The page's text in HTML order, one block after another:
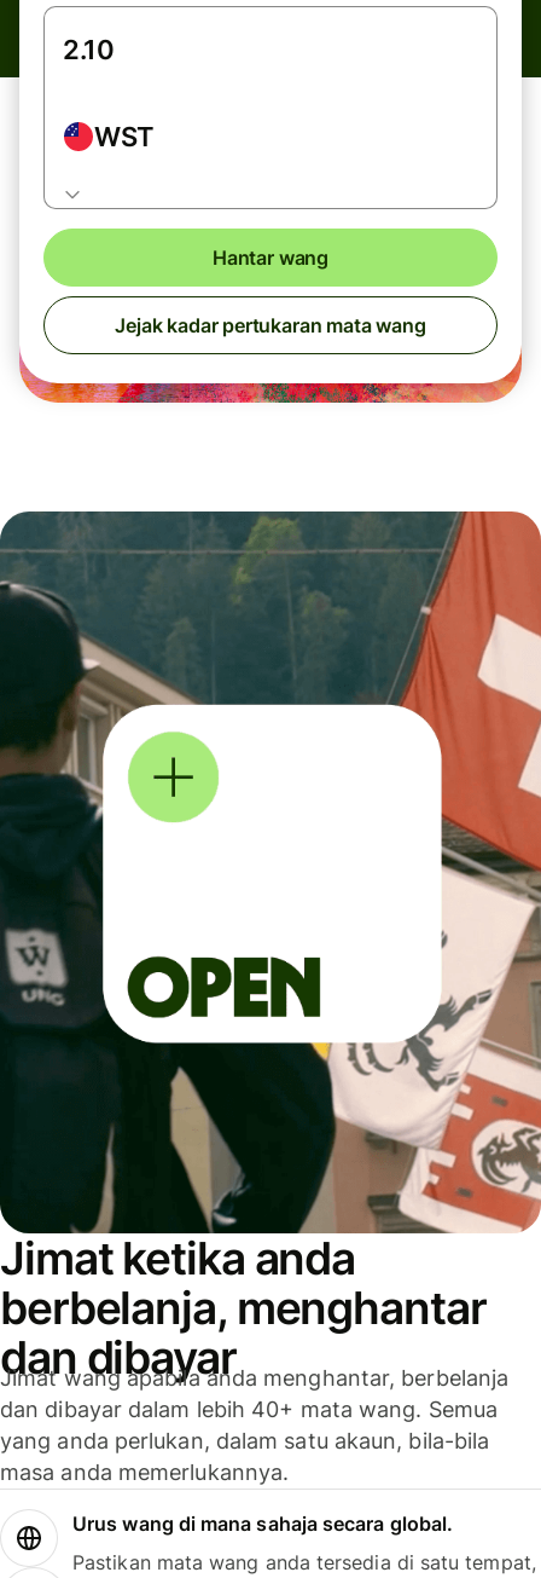
WST
Hantar wang
Jejak kadar pertukaran mata wang
Jimat ketika anda
berbelanja, menghantar
dan dibayar
Jimat wang apabila anda menghantar, berbelanja
dan dibayar dalam lebih 40+ mata wang. Semua
yang anda perlukan, dalam satu akaun, bila-bila
masa anda memerlukannya.
Urus wang di mana sahaja secara global.
Pastikan mata wang anda tersedia di satu tempat,